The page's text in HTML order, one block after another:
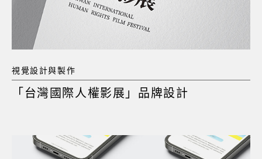
視覺設計與製作
「台灣國際人權影展」品牌設計